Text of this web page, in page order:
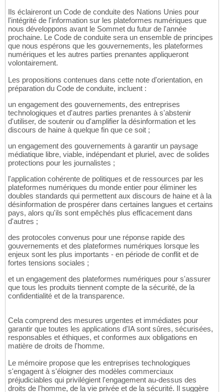
Ils éclaireront un Code de conduite des Nations Unies pour
l'intégrité de l'information sur les plateformes numériques que
nous développons avant le Sommet du futur de l'année
prochaine. Le Code de conduite sera un ensemble de principes
que nous espérons que les gouvernements, les plateformes
numériques et les autres parties prenantes appliqueront
volontairement.
Les propositions contenues dans cette note d'orientation, en
préparation du Code de conduite, incluent :
un engagement des gouvernements, des entreprises
technologiques et d'autres parties prenantes à s'abstenir
d'utiliser, de soutenir ou d'amplifier la désinformation et les
discours de haine à quelque fin que ce soit ;
un engagement des gouvernements à garantir un paysage
médiatique libre, viable, indépendant et pluriel, avec de solides
protections pour les journalistes ;
l'application cohérente de politiques et de ressources par les
plateformes numériques du monde entier pour éliminer les
doubles standards qui permettent aux discours de haine et à la
désinformation de prospérer dans certaines langues et certains
pays, alors qu'ils sont empêchés plus efficacement dans
d'autres ;
des protocoles convenus pour une réponse rapide des
gouvernements et des plateformes numériques lorsque les
enjeux sont les plus importants - en période de conflit et de
fortes tensions sociales ;
et un engagement des plateformes numériques pour s'assurer
que tous les produits tiennent compte de la sécurité, de la
confidentialité et de la transparence.
Cela comprend des mesures urgentes et immédiates pour
garantir que toutes les applications d'IA sont sûres, sécurisées,
responsables et éthiques, et conformes aux obligations en
matière de droits de l'homme.
Le mémoire propose que les entreprises technologiques
s'engagent à s'éloigner des modèles commerciaux
préjudiciables qui privilégient l'engagement au-dessus des
droits de l'homme, de la vie privée et de la sécurité. Il suggère